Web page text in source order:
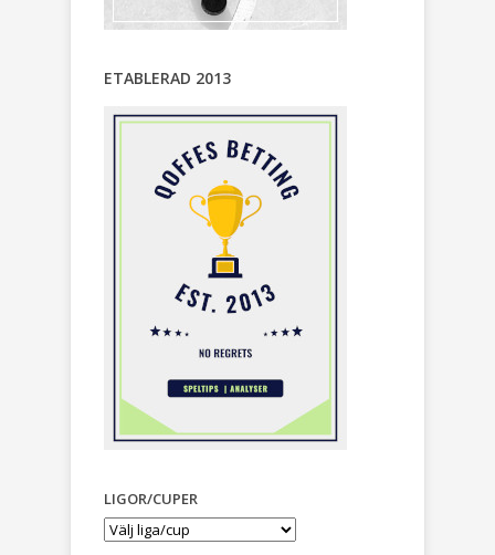
ETABLERAD 2013
LIGOR/CUPER